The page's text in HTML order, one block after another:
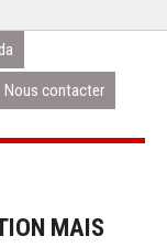
Nous contacter
MAIS